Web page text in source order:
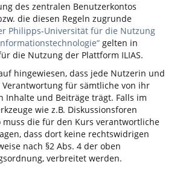
des zentralen Benutzerkontos
die diesen Regeln zugrunde
Philipps-Universität für die Nutzung
gelten in
die Nutzung der Plattform ILIAS.
hingewiesen, dass jede Nutzerin und
für sämtliche von ihr
Inhalte und Beiträge trägt. Falls im
wie z.B. Diskussionsforen
muss die für den Kurs verantwortliche
dass dort keine rechtswidrigen
nach §2 Abs. 4 der oben
verbreitet werden.